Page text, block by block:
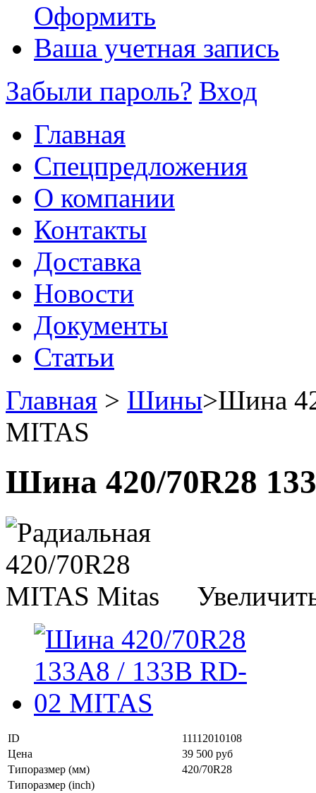
Оформить
Ваша учетная запись
Забыли пароль? Вход
Главная
Спецпредложения
О компании
Контакты
Доставка
Новости
Документы
Статьи
Главная > Шины>Шина
MITAS
Шина 420/70R28
ID
11112010108
Цена
39 500 руб
Типоразмер (мм)
420/70R28
Типоразмер (inch)